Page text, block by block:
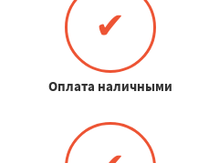
✔
Оплата наличными